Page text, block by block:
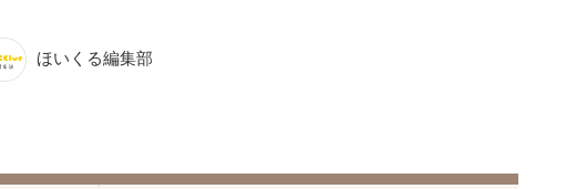
ほいくる編集部